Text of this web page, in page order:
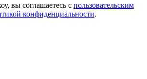
вы соглашаетесь с пользовательским
конфиденциальности.